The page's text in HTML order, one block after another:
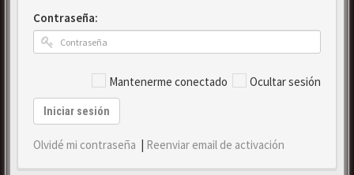
Contraseña:
Mantenerme conectado Ocultar sesión
Iniciar sesión
Olvidé mi contraseña | Reenviar email de activación